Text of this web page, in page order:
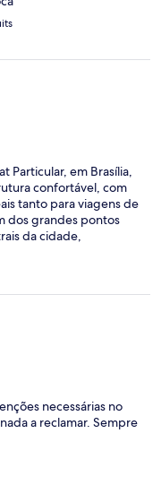
Particular, em Brasília,
confortável, com
tanto para viagens de
dos grandes pontos
da cidade,
O atendimento foi
bem às
O café da
No geral, é
benefício,
necessárias no
a reclamar. Sempre